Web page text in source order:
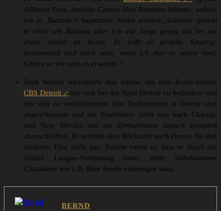
Afflecks Frau, Jennifer Garner, über Batmans Stimme, welche
wir in ‚Batman v Superman‘ hören werden:„Zuhause spricht
er nicht wie Batman, aber ich war lange genug am Set um
etwas davon zu hören. Er trifft es perfekt. Knurrig,
bestimmend und auch sexy, wenn ich das so sagen darf.
Genau so wie man es erwartet.“
Zack Snyder telefonierte mal wieder mit dem Radio-Sender
CBS Detroit
um sich bei der Stadt Detroit zu bedanken und
um sich zu verabschieden. Die Dreharbeiten in Detroit sind
abgeschlossen und die Produktion zieht nun nach Chicago
und New Mexico um die Dreharbeiten danach komplett
abzuschließen. Er schließt eine Rückkehr nach Detroit für den
nächsten Film nicht aus. Zudem verrät er, dass er durch die
Justice League-Verfilmung neue, mehr unbekanntere
Charaktere wie z.B. Blue Beetle einbringen kann.
BERND